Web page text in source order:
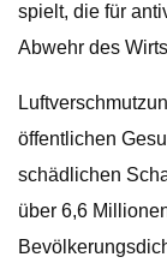
spielt, die für
Abwehr des
öffentlichen
schädlichen
über 6,6